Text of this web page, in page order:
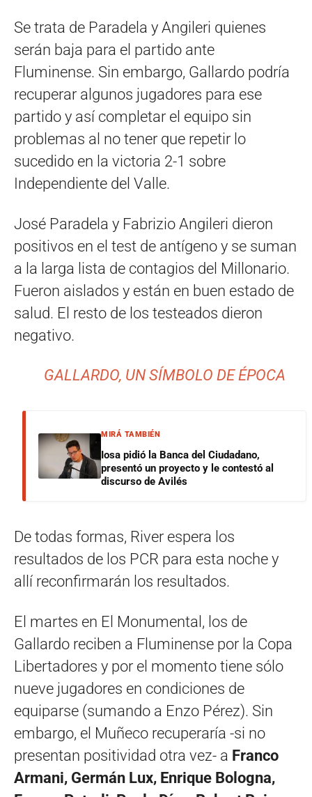
Se trata de Paradela y Angileri quienes
serán baja para el partido ante
Fluminense. Sin embargo, Gallardo podría
recuperar algunos jugadores para ese
partido y así completar el equipo sin
problemas al no tener que repetir lo
sucedido en la victoria 2-1 sobre
Independiente del Valle.
José Paradela y Fabrizio Angileri dieron
positivos en el test de antígeno y se suman
a la larga lista de contagios del Millonario.
Fueron aislados y están en buen estado de
salud. El resto de los testeados dieron
negativo.
GALLARDO, UN SÍMBOLO DE ÉPOCA
MIRÁ TAMBIÉN
Iosa pidió la Banca del Ciudadano,
presentó un proyecto y le contestó al
discurso de Avilés
De todas formas, River espera los
resultados de los PCR para esta noche y
allí reconfirmarán los resultados.
El martes en El Monumental, los de
Gallardo reciben a Fluminense por la Copa
Libertadores y por el momento tiene sólo
nueve jugadores en condiciones de
equiparse (sumando a Enzo Pérez). Sin
embargo, el Muñeco recuperaría -si no
presentan positividad otra vez- a Franco
Armani, Germán Lux, Enrique Bologna,